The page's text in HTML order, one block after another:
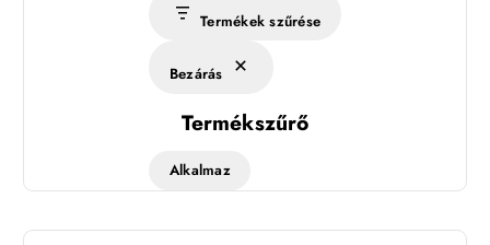
Termékek szűrése
Bezárás
Termékszűrő
Alkalmaz